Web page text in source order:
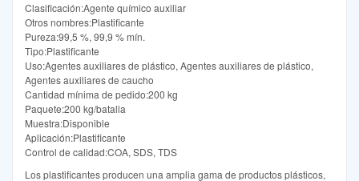
Clasificación:Agente químico auxiliar
Otros nombres:Plastificante
Pureza:99,5 %, 99,9 % mín.
Tipo:Plastificante
Uso:Agentes auxiliares de plástico, Agentes auxiliares de plástico,
Agentes auxiliares de caucho
Cantidad mínima de pedido:200 kg
Paquete:200 kg/batalla
Muestra:Disponible
Aplicación:Plastificante
Control de calidad:COA, SDS, TDS
Los plastificantes producen una amplia gama de productos plásticos,